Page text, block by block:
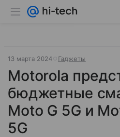
13 марта 2024 Гаджеты
Motorola
бюджетные
Moto G 5G и
5G